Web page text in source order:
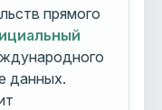
прямого
данных.